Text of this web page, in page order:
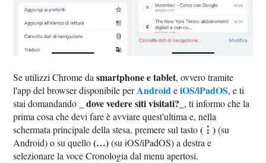
Se utilizzi Chrome dasmartphone e tablet, ovvero tramite
l'app del browser disponibile perAndroideiOS/iPadOS, e ti
stai domandando _dove vedere siti visitati? _, ti informo che la
prima cosa che devi fare è avviare quest'ultima e, nella
schermata principale della stesa, premere sul tasto(⋮)(su
Android) o su quello(…)(su iOS/iPadOS) a destra e
selezionare la voce Cronologia dal menu apertosi.